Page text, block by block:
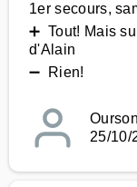
1er secours,
➕ Tout! Mais
d'Alain
➖ Rien!
Ourson
25/10/